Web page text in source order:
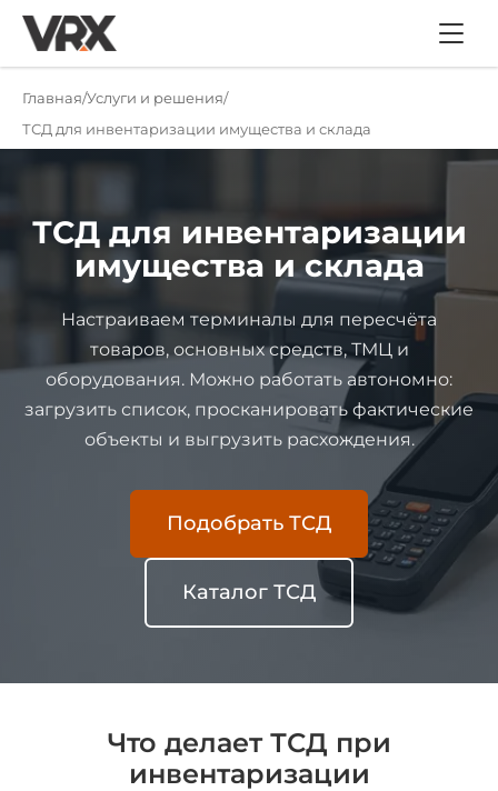
Главная Услуги и решения
ТСД для инвентаризации имущества и склада
ТСД для инвентаризации
имущества и склада
Настраиваем терминалы для пересчёта
товаров, основных средств, ТМЦ и
оборудования. Можно работать автономно:
загрузить список, просканировать фактические
объекты и выгрузить расхождения.
Подобрать ТСД
Каталог ТСД
Что делает ТСД при
инвентаризации